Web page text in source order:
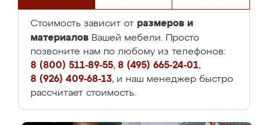
Стоимость зависит от размеров и
материалов Вашей мебели. Просто
позвоните нам по любому из телефонов:
8 (800) 511-89-55, 8 (495) 665-24-01,
8 (926) 409-68-13, и наш менеджер быстро
рассчитает стоимость.